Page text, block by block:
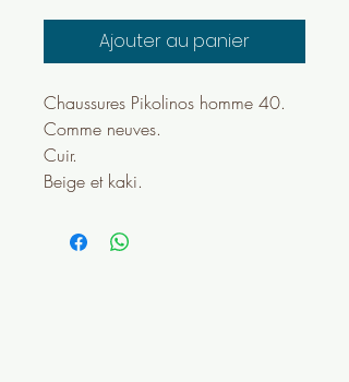
Ajouter au panier
Chaussures Pikolinos homme 40.
Comme neuves.
Cuir.
Beige et kaki.